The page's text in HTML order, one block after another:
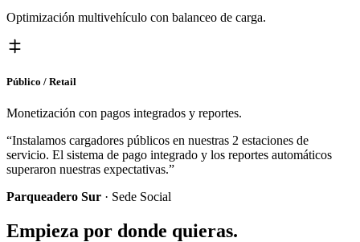
Optimización multivehículo con balanceo de carga.
Público / Retail
Monetización con pagos integrados y reportes.
“Instalamos cargadores públicos en nuestras 2 estaciones de
servicio. El sistema de pago integrado y los reportes automáticos
superaron nuestras expectativas.”
Parqueadero Sur · Sede Social
Empieza por donde quieras.